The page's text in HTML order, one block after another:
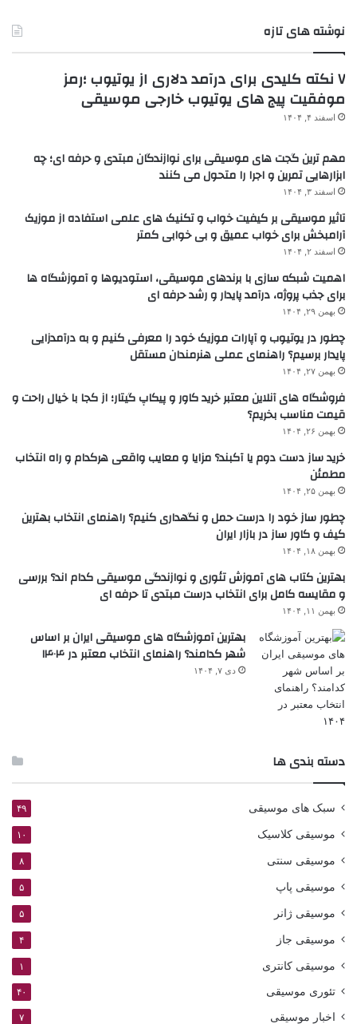
نوشته های تازه
۷ نکته کلیدی برای درآمد دلاری از یوتیوب ؛رمز
موفقیت پیج های یوتیوب خارجی موسیقی
اسفند ۴, ۱۴۰۴
مهم ترین گجت های موسیقی برای نوازندگان مبتدی و حرفه ای؛ چه
ابزارهایی تمرین و اجرا را متحول می کنند
اسفند ۳, ۱۴۰۴
تاثیر موسیقی بر کیفیت خواب و تکنیک های علمی استفاده از موزیک
آرامبخش برای خواب عمیق و بی خوابی کمتر
اسفند ۲, ۱۴۰۴
اهمیت شبکه سازی با برندهای موسیقی، استودیوها و آموزشگاه ها
برای جذب پروژه، درآمد پایدار و رشد حرفه ای
بهمن ۲۹, ۱۴۰۴
چطور در یوتیوب و آپارات موزیک خود را معرفی کنیم و به درآمدزایی
پایدار برسیم؟ راهنمای عملی هنرمندان مستقل
بهمن ۲۷, ۱۴۰۴
فروشگاه های آنلاین معتبر خرید کاور و پیکاپ گیتار؛ از کجا با خیال راحت و
قیمت مناسب بخریم؟
بهمن ۲۶, ۱۴۰۴
خرید ساز دست دوم یا آکبند؟ مزایا و معایب واقعی هرکدام و راه انتخاب
مطمئن
بهمن ۲۵, ۱۴۰۴
چطور ساز خود را درست حمل و نگهداری کنیم؟ راهنمای انتخاب بهترین
کیف و کاور ساز در بازار ایران
بهمن ۱۸, ۱۴۰۴
بهترین کتاب های آموزش تئوری و نوازندگی موسیقی کدام اند؟ بررسی
و مقایسه کامل برای انتخاب درست مبتدی تا حرفه ای
بهمن ۱۱, ۱۴۰۴
بهترین آموزشگاه های موسیقی ایران بر اساس
شهر کدامند؟ راهنمای انتخاب معتبر در ۱۴۰۴
دی ۷, ۱۴۰۴
دسته بندی ها
سبک های موسیقی ۴۹
موسیقی کلاسیک ۱۰
موسیقی سنتی ۸
موسیقی پاپ ۵
موسیقی ژانر ۵
موسیقی جاز ۴
موسیقی کانتری ۱
تئوری موسیقی ۴۰
اخبار موسیقی ۷